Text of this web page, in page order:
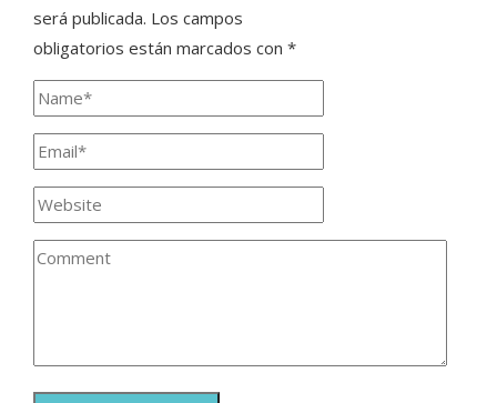
será publicada. Los campos
obligatorios están marcados con *